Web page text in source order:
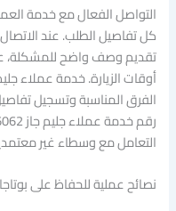
التواصل الفعال مع خدمة
كل تفاصيل الطلب. عند
تقديم وصف واضح للمشكلة،
أوقات الزيارة. خدمة عملاء
الفرق المناسبة وتسجيل
التعامل مع وسطاء غير
نصائح عملية للحفاظ على